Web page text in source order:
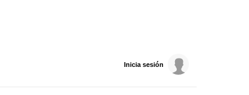
Inicia sesión